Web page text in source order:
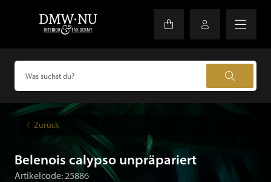
Zurück
Belenois calypso unpräpariert
Artikelcode: 25886